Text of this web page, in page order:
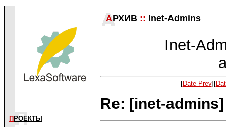
П РОЕКТЫ
АРХИВ :: Inet-Admins
Inet-
[Date Prev][
Re: [inet-